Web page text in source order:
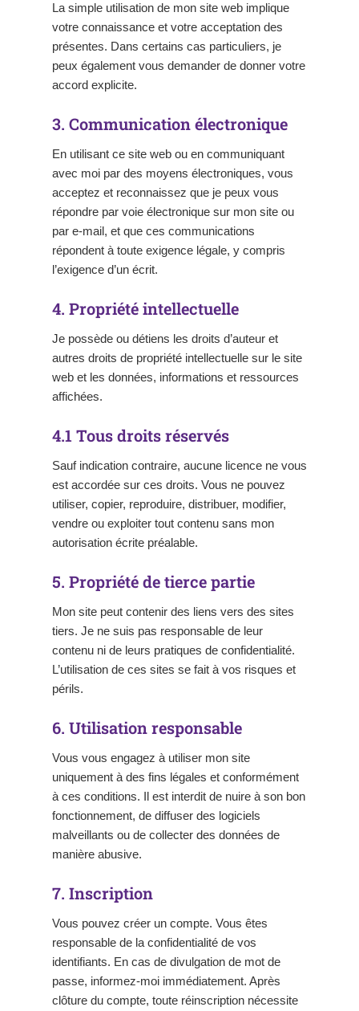
La simple utilisation de mon site web implique
votre connaissance et votre acceptation des
présentes. Dans certains cas particuliers, je
peux également vous demander de donner votre
accord explicite.
3. Communication électronique
En utilisant ce site web ou en communiquant
avec moi par des moyens électroniques, vous
acceptez et reconnaissez que je peux vous
répondre par voie électronique sur mon site ou
par e-mail, et que ces communications
répondent à toute exigence légale, y compris
l’exigence d’un écrit.
4. Propriété intellectuelle
Je possède ou détiens les droits d’auteur et
autres droits de propriété intellectuelle sur le site
web et les données, informations et ressources
affichées.
4.1 Tous droits réservés
Sauf indication contraire, aucune licence ne vous
est accordée sur ces droits. Vous ne pouvez
utiliser, copier, reproduire, distribuer, modifier,
vendre ou exploiter tout contenu sans mon
autorisation écrite préalable.
5. Propriété de tierce partie
Mon site peut contenir des liens vers des sites
tiers. Je ne suis pas responsable de leur
contenu ni de leurs pratiques de confidentialité.
L’utilisation de ces sites se fait à vos risques et
périls.
6. Utilisation responsable
Vous vous engagez à utiliser mon site
uniquement à des fins légales et conformément
à ces conditions. Il est interdit de nuire à son bon
fonctionnement, de diffuser des logiciels
malveillants ou de collecter des données de
manière abusive.
7. Inscription
Vous pouvez créer un compte. Vous êtes
responsable de la confidentialité de vos
identifiants. En cas de divulgation de mot de
passe, informez-moi immédiatement. Après
clôture du compte, toute réinscription nécessite